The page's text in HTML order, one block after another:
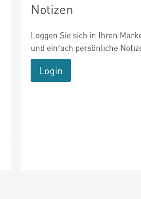
Notizen
Loggen Sie sich in Ihren
und einfach persönliche
Login